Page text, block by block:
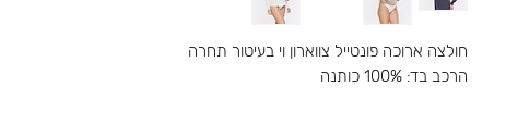
חולצה ארוכה פונטייל צווארון וי בעיטור תחרה
הרכב בד: 100% כותנה